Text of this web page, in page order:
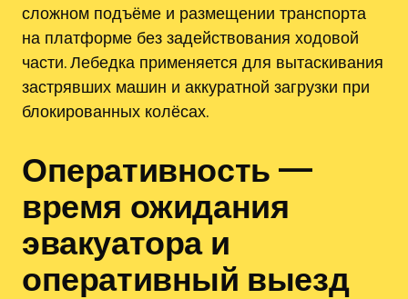
сложном подъёме и размещении транспорта
на платформе без задействования ходовой
части. Лебедка применяется для вытаскивания
застрявших машин и аккуратной загрузки при
блокированных колёсах.
Оперативность —
время ожидания
эвакуатора и
оперативный выезд